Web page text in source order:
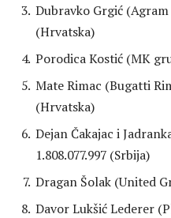
Dubravko Grgić (Agram
(Hrvatska)
Porodica Kostić (MK
Mate Rimac (Bugatti
(Hrvatska)
Dejan Čakajac i
1.808.077.997 (Srbija)
Dragan Šolak (United
Davor Lukšić Lederer